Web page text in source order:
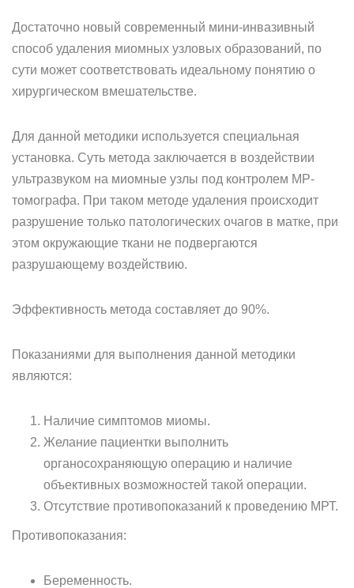
Достаточно новый современный мини-инвазивный
способ удаления миомных узловых образований, по
сути может соответствовать идеальному понятию о
хирургическом вмешательстве.
Для данной методики используется специальная
установка. Суть метода заключается в воздействии
ультразвуком на миомные узлы под контролем МР-
томографа. При таком методе удаления происходит
разрушение только патологических очагов в матке, при
этом окружающие ткани не подвергаются
разрушающему воздействию.
Эффективность метода составляет до 90%.
Показаниями для выполнения данной методики
являются:
Наличие симптомов миомы.
Желание пациентки выполнить
органосохраняющую операцию и наличие
объективных возможностей такой операции.
Отсутствие противопоказаний к проведению МРТ.
Противопоказания:
Беременность.